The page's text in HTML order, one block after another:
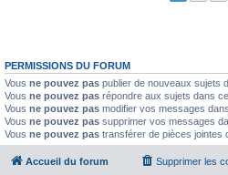
PERMISSIONS DU FORUM
Vous ne pouvez pas publier de nouveaux sujets
Vous ne pouvez pas répondre aux sujets dans
Vous ne pouvez pas modifier vos messages
Vous ne pouvez pas supprimer vos messages
Vous ne pouvez pas transférer de pièces jointes
Accueil du forum Supprimer les